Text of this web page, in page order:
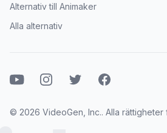
Alternativ till Animaker
Alla alternativ
YoutubeInstagramTwitterFacebook
© 2026 VideoGen, Inc.. Alla rättigheter